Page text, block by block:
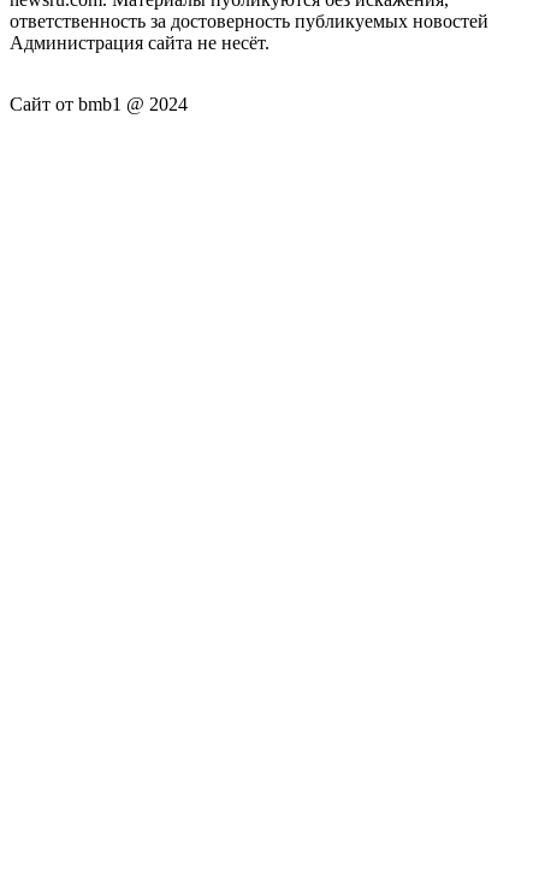
ответственность за достоверность публикуемых новостей
Администрация сайта не несёт.
Сайт от bmb1 @ 2024